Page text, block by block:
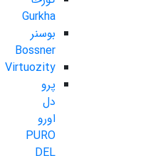
Gurkha
بوسنر
Bossner
Virtuozity
پرو
دل
اورو
PURO